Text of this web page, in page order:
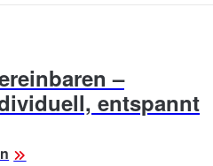
–
entspannt